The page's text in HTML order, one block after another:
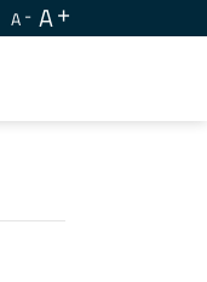
A A